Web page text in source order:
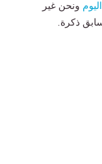
ونحن غير
ذكرة.